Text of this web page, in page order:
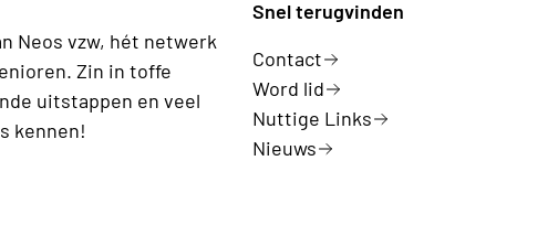
Neos vzw, hét netwerk
Zin in toffe
uitstappen en veel
kennen!
Snel terugvinden
Contact
Word lid
Nuttige Links
Nieuws